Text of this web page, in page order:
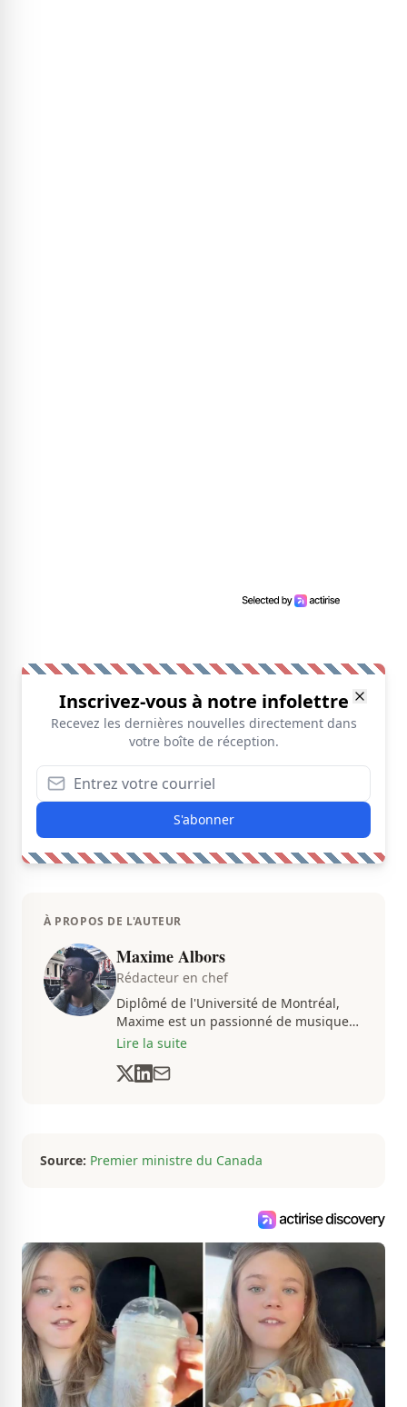
Inscrivez-vous à notre infolettre
Recevez les dernières nouvelles directement dans
votre boîte de réception.
S'abonner
À PROPOS DE L'AUTEUR
Maxime Albors
Rédacteur en chef
Diplômé de l'Université de Montréal,
Maxime est un passionné de musique
et de basketball. Il suit de très près
du contenu informatif et divertissant.
Lire la suite
Source: Premier ministre du Canada